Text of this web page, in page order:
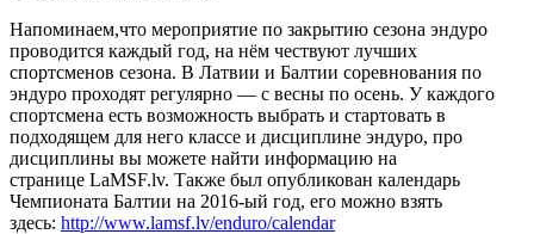
Напоминаем,что мероприятие по закрытию сезона эндуро
проводится каждый год, на нём чествуют лучших
спортсменов сезона. В Латвии и Балтии соревнования по
эндуро проходят регулярно — с весны по осень. У каждого
спортсмена есть возможность выбрать и стартовать в
подходящем для него классе и дисциплине эндуро, про
дисциплины вы можете найти информацию на
странице LaMSF.lv. Также был опубликован календарь
Чемпионата Балтии на 2016-ый год, его можно взять
здесь: http://www.lamsf.lv/enduro/calendar